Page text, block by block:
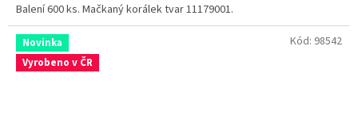
Balení 600 ks. Mačkaný korálek tvar 11179001.
Novinka
Vyrobeno v ČR
Kód: 98542